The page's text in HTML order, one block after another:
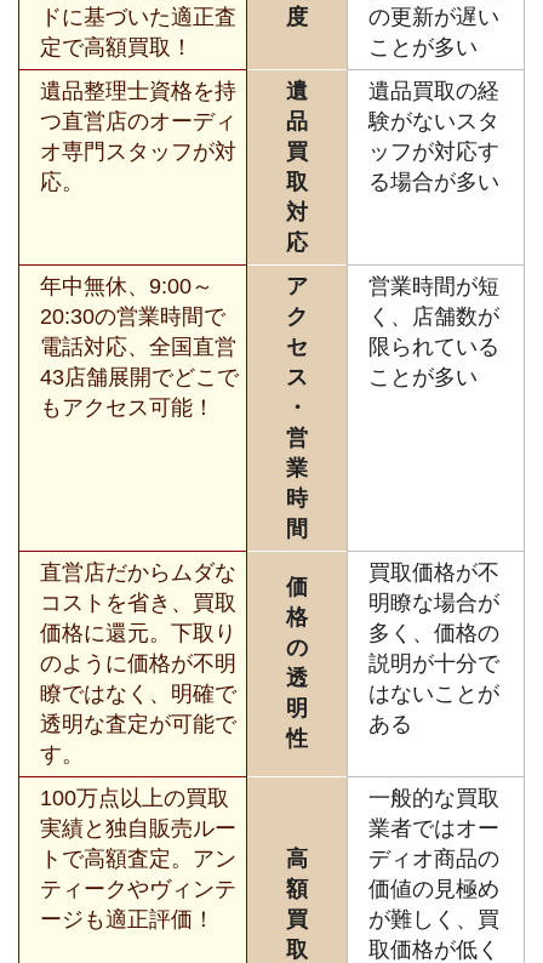
ドに基づいた適正査
定で高額買取！
度
の更新が遅い
ことが多い
遺品整理士資格を持
つ直営店のオーディ
オ専門スタッフが対
応。
遺
品
買
取
対
応
遺品買取の経
験がないスタ
ッフが対応す
る場合が多い
年中無休、9:00～
20:30の営業時間で
電話対応、全国直営
43店舗展開でどこで
もアクセス可能！
ア
ク
セ
ス
・
営
業
時
間
営業時間が短
く、店舗数が
限られている
ことが多い
直営店だからムダな
コストを省き、買取
価格に還元。下取り
のように価格が不明
瞭ではなく、明確で
透明な査定が可能で
す。
価
格
の
透
明
性
買取価格が不
明瞭な場合が
多く、価格の
説明が十分で
はないことが
ある
100万点以上の買取
実績と独自販売ルー
トで高額査定。アン
ティークやヴィンテ
ージも適正評価！
高
額
買
取
一般的な買取
業者ではオー
ディオ商品の
価値の見極め
が難しく、買
取価格が低く